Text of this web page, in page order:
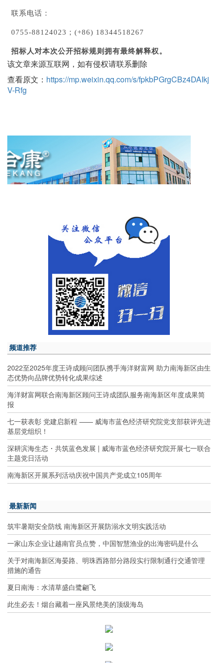
联系电话：
0755-88124023；(+86) 18344518267
招标人对本次公开招标规则拥有最终解释权。
该文章来源互联网，如有侵权请联系删除
查看原文： https://mp.weixin.qq.com/s/fpkbPGrgCBz4DAIkj
V-Rfg
频道推荐
2022至2025年度王诗成顾问团队携手海洋财富网 助力南海新区由生
态优势向品牌优势转化成果综述
海洋财富网联合南海新区顾问王诗成团队服务南海新区年度成果简
报
七一获表彰 党建启新程 —— 威海市蓝色经济研究院党支部获评先进
基层党组织！
深耕滨海生态・共筑蓝色发展 | 威海市蓝色经济研究院开展七一联合
主题党日活动
南海新区开展系列活动庆祝中国共产党成立105周年
最新新闻
筑牢暑期安全防线 南海新区开展防溺水文明实践活动
一家山东企业让越南官员点赞，中国智慧渔业的出海密码是什么
关于对南海新区海晏路、明珠西路部分路段实行限制通行交通管理
措施的通告
夏日南海：水清草盛白鹭翩飞
此生必去！烟台藏着一座风景绝美的顶级海岛